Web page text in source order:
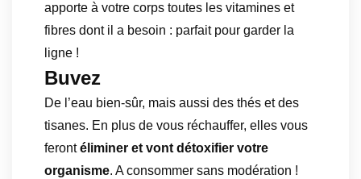
apporte à votre corps toutes les vitamines et
fibres dont il a besoin : parfait pour garder la
ligne !
Buvez
De l’eau bien-sûr, mais aussi des thés et des
tisanes. En plus de vous réchauffer, elles vous
ferontéliminer et vont détoxifier votre
organisme. A consommer sans modération !